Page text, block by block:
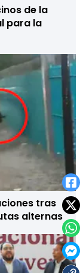
de la
para la
tras
alternas